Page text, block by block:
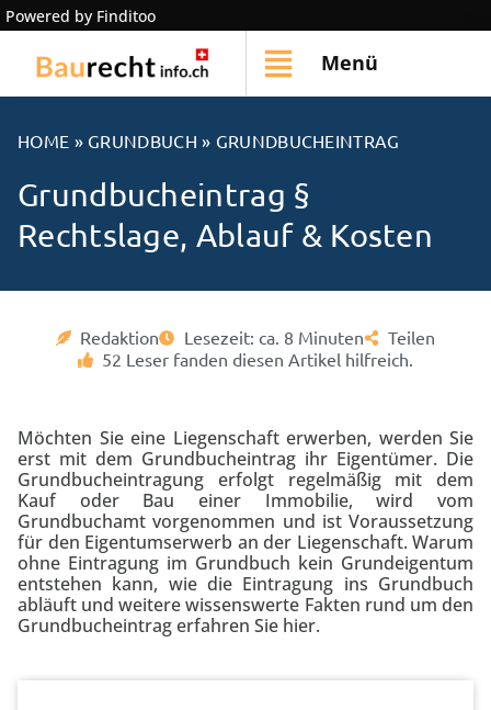
Powered by Finditoo
Menü
HOME » GRUNDBUCH » GRUNDBUCHEINTRAG
Grundbucheintrag §
Rechtslage, Ablauf & Kosten
Redaktion Lesezeit: ca. 8 Minuten
Teilen
52 Leser fanden diesen Artikel hilfreich.
Möchten Sie eine Liegenschaft erwerben, werden Sie
erst mit dem Grundbucheintrag ihr Eigentümer. Die
Grundbucheintragung erfolgt regelmäßig mit dem
Kauf oder Bau einer Immobilie, wird vom
Grundbuchamt vorgenommen und ist Voraussetzung
für den Eigentumserwerb an der Liegenschaft. Warum
ohne Eintragung im Grundbuch kein Grundeigentum
entstehen kann, wie die Eintragung ins Grundbuch
abläuft und weitere wissenswerte Fakten rund um den
Grundbucheintrag erfahren Sie hier.